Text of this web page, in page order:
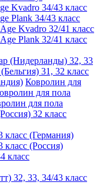
Kvadro 34/43 класс
Plank 34/43 класс
Kvadro 32/41 класс
Plank 32/41 класс
(Нидерланды) 32, 33
31, 32 класс
Ковролин для
для пола
для пола
32 класс
класс (Германия)
класс (Россия)
класс
32, 33, 34/43 класс